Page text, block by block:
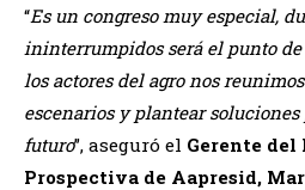
“Es un congreso muy especial,
ininterrumpidos será el punto
los actores del agro nos
escenarios y plantear
futuro”, aseguró el Gerente del
Prospectiva de Aapresid,